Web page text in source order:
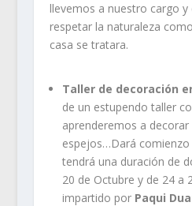
llevemos a nuestro cargo y
respetar la naturaleza
casa se tratara.
Taller de decoración
de un estupendo taller
aprenderemos a
espejos…Dará comienzo
tendrá una duración de
20 de Octubre y de 24 a
impartido por Paqui